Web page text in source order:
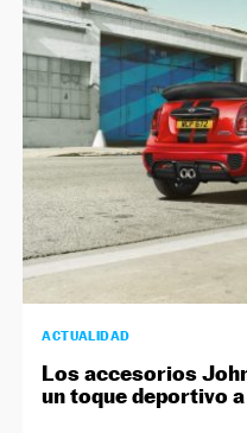
NEWSLETTER
SÍGUENOS
ACTUALIDAD
Los accesorios
un toque deportivo